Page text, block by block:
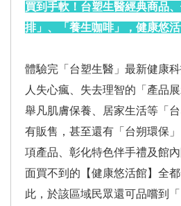
買到手軟！台塑生醫經典商品
排」、「養生咖啡」，健康悠活
體驗完「台塑生醫」最新健康
人失心瘋、失去理智的「產品
舉凡肌膚保養、居家生活等「
有販售，甚至還有「台朔環保
項產品、彰化特色伴手禮及館
面買不到的【健康悠活館】全
此，於該區域民眾還可品嚐到